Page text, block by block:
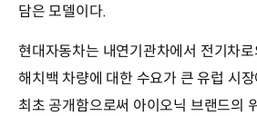
담은 모델이다.
현대자동차는 내연기관차에서 전기차
해치백 차량에 대한 수요가 큰 유럽 시
최초 공개함으로써 아이오닉 브랜드의